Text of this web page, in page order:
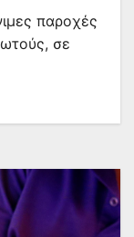
παροχές
σε